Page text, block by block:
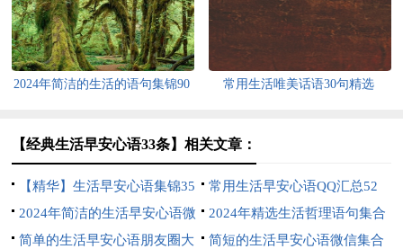
2024年简洁的生活的语句集锦90
常用生活唯美话语30句精选
【经典生活早安心语33条】相关文章：
【精华】生活早安心语集锦35
句
常用生活早安心语QQ汇总52
条
2024年简洁的生活早安心语微
信59条
2024年精选生活哲理语句集合
96句
简单的生活早安心语朋友圈大 简短的生活早安心语微信集合